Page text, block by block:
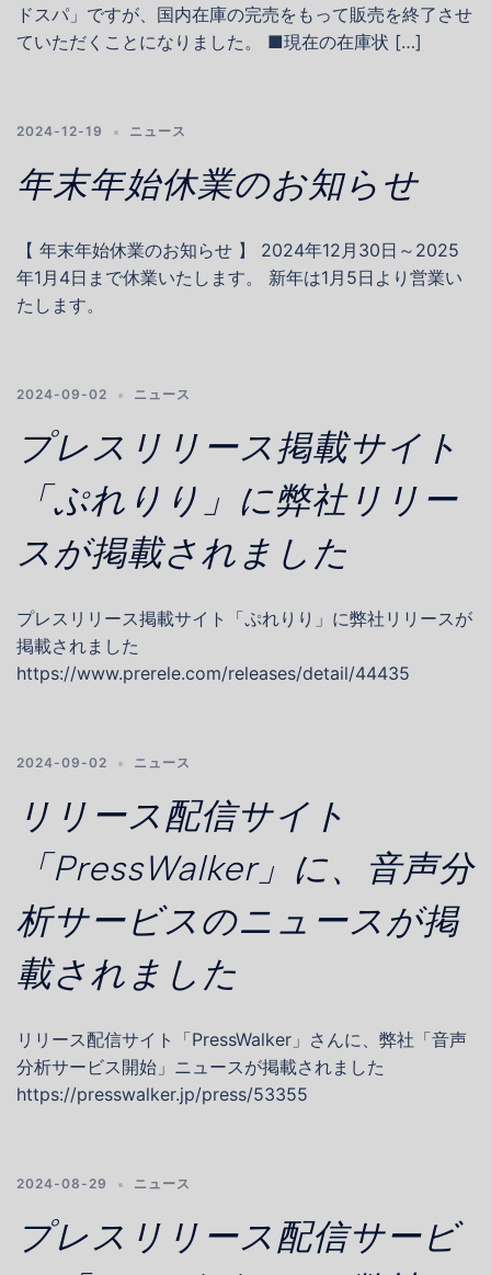
ドスパ」ですが、国内在庫の完売をもって販売を終了させ
ていただくことになりました。 ■現在の在庫状 […]
2024-12-19 ニュース
年末年始休業のお知らせ
【 年末年始休業のお知らせ 】 2024年12月30日～2025
年1月4日まで休業いたします。 新年は1月5日より営業い
たします。
2024-09-02 ニュース
プレスリリース掲載サイト
「ぷれりり」に弊社リリー
スが掲載されました
プレスリリース掲載サイト「ぷれりり」に弊社リリースが
掲載されました
https://www.prerele.com/releases/detail/44435
2024-09-02 ニュース
リリース配信サイト
「PressWalker」に、音声分
析サービスのニュースが掲
載されました
リリース配信サイト「PressWalker」さんに、弊社「音声
分析サービス開始」ニュースが掲載されました
https://presswalker.jp/press/53355
2024-08-29 ニュース
プレスリリース配信サービ